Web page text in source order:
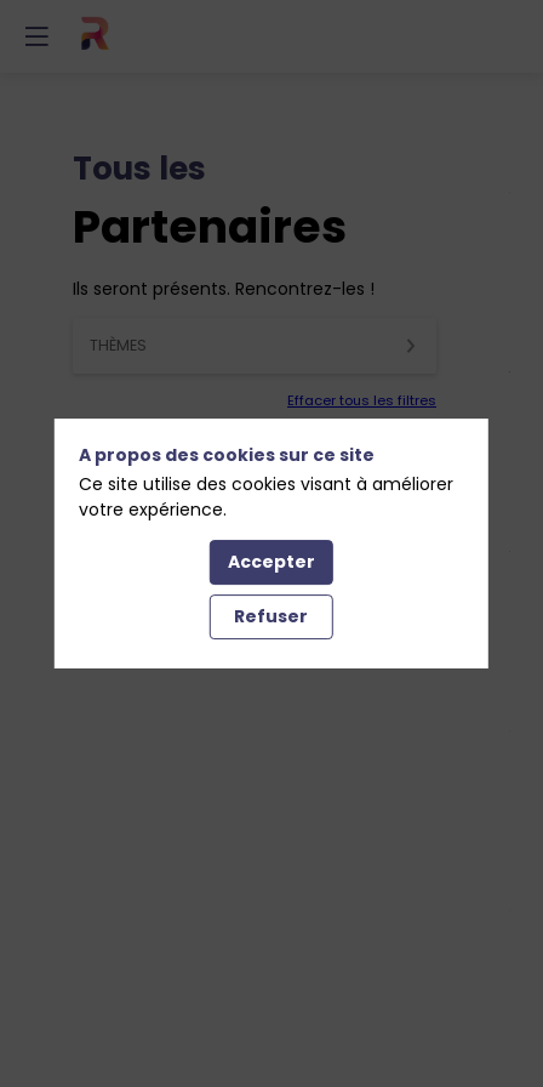
Tous les
Partenaires
Ils seront présents. Rencontrez-les !
THÈMES
Effacer tous les filtres
A propos des cookies sur ce site
Ce site utilise des cookies visant à améliorer
votre expérience.
Accepter
Refuser